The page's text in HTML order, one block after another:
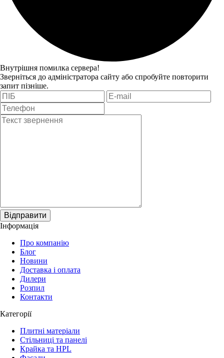
Внутрішня помилка сервера!
Зверніться до адміністратора сайту або спробуйте повторити
запит пізніше.
Відправити
Інформація
Про компанію
Блог
Новини
Доставка і оплата
Дилери
Розпил
Контакти
Категорії
Плитні матеріали
Стільниці та панелі
Крайка та HPL